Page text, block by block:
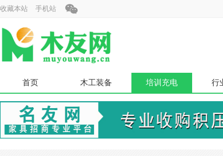
收藏本站 手机站
首页 木工装备 培训充电 行